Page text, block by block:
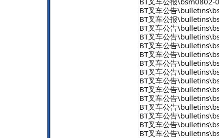
BT叉车公告
BT叉车公报
BT叉车公告
BT叉车公告
BT叉车公告
BT叉车公告
BT叉车公告
BT叉车公告
BT叉车公告
BT叉车公告
BT叉车公告
BT叉车公告
BT叉车公告
BT叉车公告
BT叉车公告